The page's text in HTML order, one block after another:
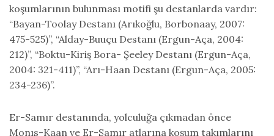
koşumlarının bulunması motifi şu destanlarda vardır:
“Bayan-Toolay Destanı (Arıkoğlu, Borbonaay, 2007:
475-525)”, “Alday-Buuçu Destanı (Ergun-Aça, 2004:
212)”, “Boktu-Kiriş Bora- Şeeley Destanı (Ergun-Aça,
2004: 321-411)”, “Arı-Haan Destanı (Ergun-Aça, 2005:
234-236)”.
Er-Samır destanında, yolculuğa çıkmadan önce
Monıs-Kaan ve Er-Samır atlarına koşum takımlarını